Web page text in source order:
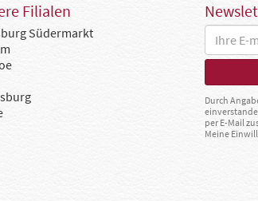
Filialen
Südermarkt
Durch
per E-Mail
Meine